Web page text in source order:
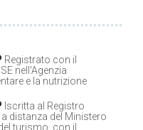
Registrato con il
nell'Agenzia
e la nutrizione
Iscritta al Registro
distanza del Ministero
turismo, con il